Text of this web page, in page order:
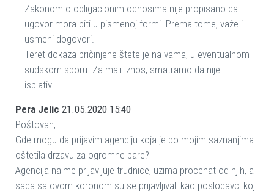
Zakonom o obligacionim odnosima nije propisano da
ugovor mora biti u pismenoj formi. Prema tome, važe i
usmeni dogovori.
Teret dokaza pričinjene štete je na vama, u eventualnom
sudskom sporu. Za mali iznos, smatramo da nije
isplativ.
Pera Jelic 21.05.2020 15:40
Poštovan,
Gde mogu da prijavim agenciju koja je po mojim saznanjima
oštetila drzavu za ogromne pare?
Agencija naime prijavljuje trudnice, uzima procenat od njih, a
sada sa ovom koronom su se prijavljivali kao poslodavci koji